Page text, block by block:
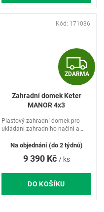
Z
D
ZDARMA
Zahradní domek Keter
MANOR 4x3
9 390 Kč / ks
DO KOŠÍKU
Plastový zahradní domek pro
ukládání zahradního načiní a
Na objednání (do 2 týdnů)
Kód: 171036